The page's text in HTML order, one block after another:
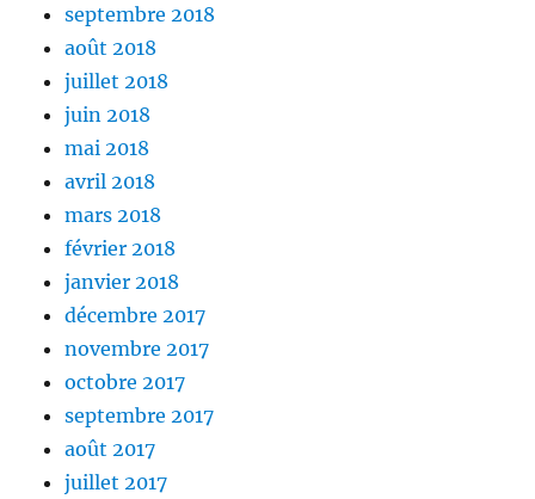
septembre 2018
août 2018
juillet 2018
juin 2018
mai 2018
avril 2018
mars 2018
février 2018
janvier 2018
décembre 2017
novembre 2017
octobre 2017
septembre 2017
août 2017
juillet 2017